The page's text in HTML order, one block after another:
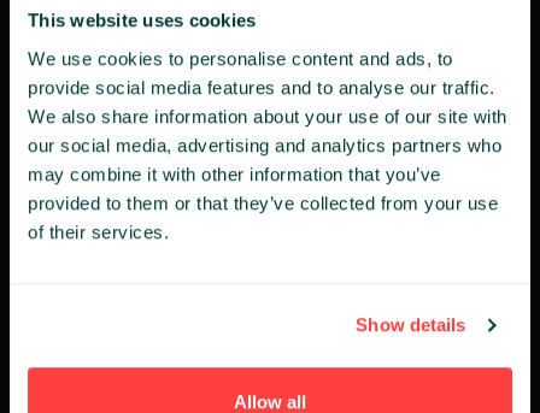
This website uses cookies
We use cookies to personalise content and ads, to
provide social media features and to analyse our traffic.
We also share information about your use of our site with
our social media, advertising and analytics partners who
may combine it with other information that you’ve
provided to them or that they’ve collected from your use
of their services.
Show details
Allow all
współpracy i decyzje, które dowożą wynik i pozwalają
ŚCIEŻKA:
Business Strategy Leadership People&Culture
SYLWIA HULL-WOSIEK
SZYMON ZIOBROWSKI
Tatrzański Park Narodowy